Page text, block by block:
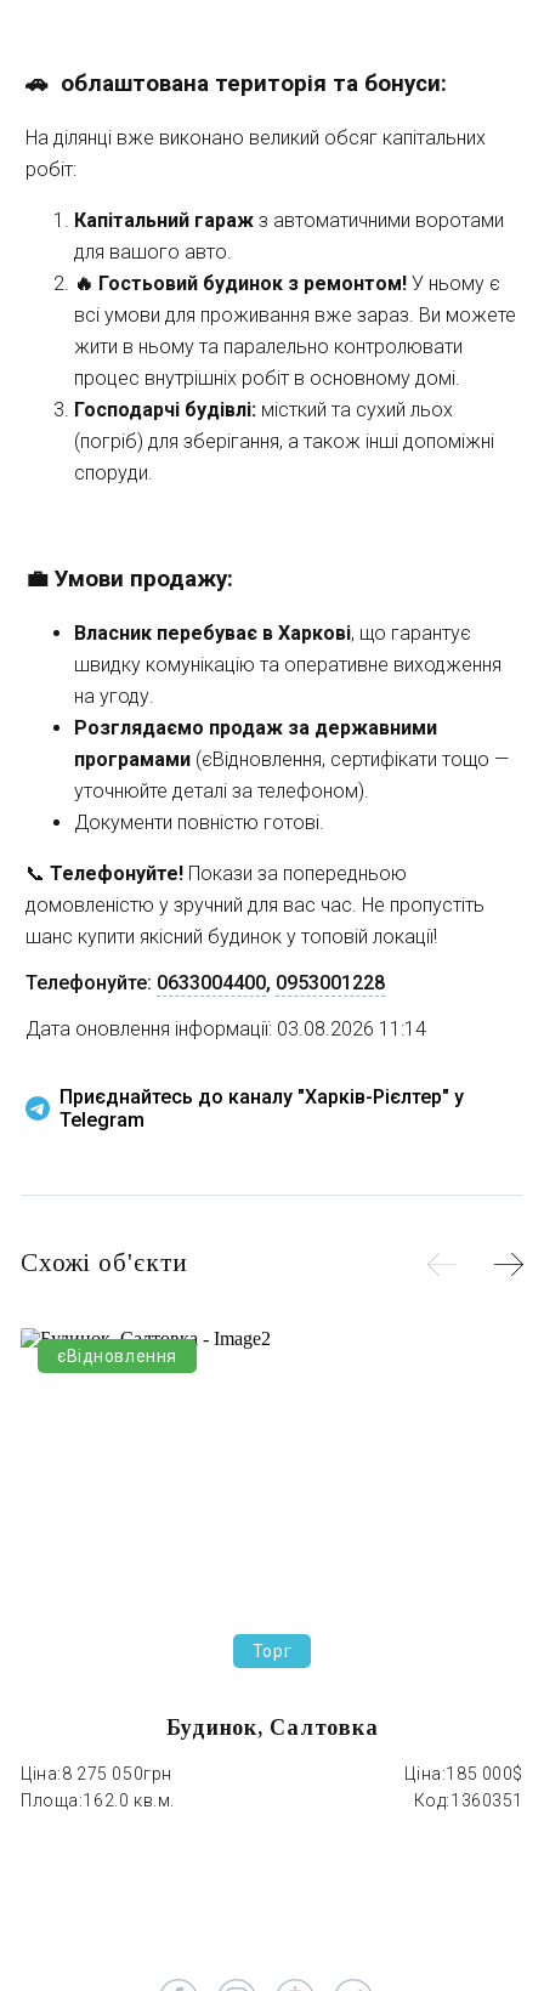
🚗  облаштована територія та бонуси:
На ділянці вже виконано великий обсяг капітальних
робіт:
Капітальний гараж з автоматичними воротами
для вашого авто.
🔥 Гостьовий будинок з ремонтом! У ньому є
всі умови для проживання вже зараз. Ви можете
жити в ньому та паралельно контролювати
процес внутрішніх робіт в основному домі.
Господарчі будівлі: місткий та сухий льох
(погріб) для зберігання, а також інші допоміжні
споруди.
💼 Умови продажу:
Власник перебуває в Харкові, що гарантує
швидку комунікацію та оперативне виходження
на угоду.
Розглядаємо продаж за державними
програмами (єВідновлення, сертифікати тощо —
уточнюйте деталі за телефоном).
Документи повністю готові.
📞 Телефонуйте! Покази за попередньою
домовленістю у зручний для вас час. Не пропустіть
шанс купити якісний будинок у топовій локації!
Телефонуйте: 0633004400, 0953001228
Дата оновлення інформації: 03.08.2026 11:14
Приєднайтесь до каналу "Харків-Рієлтер" у
Telegram
Схожі об'єкти
єВідновлення
Торг
Будинок, Салтовка
Ціна:8 275 050грн Ціна:185 000$
Площа:162.0 кв.м. Код:1360351